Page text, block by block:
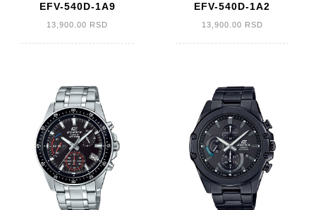
EFV-540D-1A9
13,900.00 RSD
EFV-540D-1A2
13,900.00 RSD